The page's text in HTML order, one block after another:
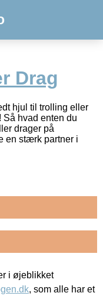
Drag
hjul til trolling eller
Så hvad enten du
drager på
en stærk partner i
i øjeblikket
, som alle har et